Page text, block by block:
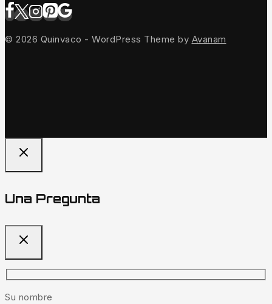
© 2026 Quinvaco - WordPress Theme by Avanam
Una Pregunta
Su nombre